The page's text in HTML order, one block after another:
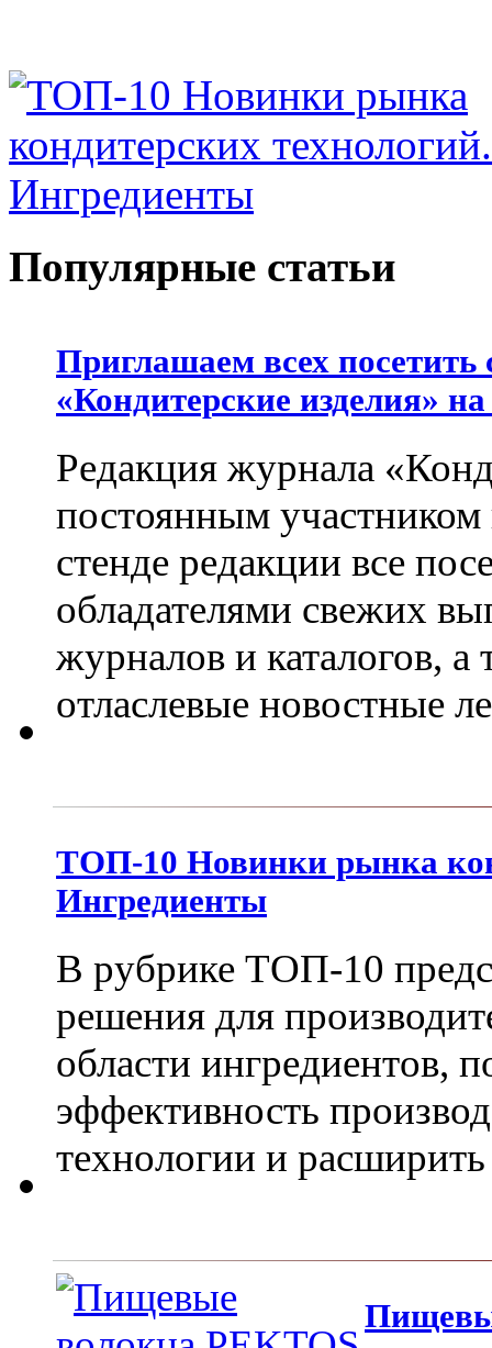
Популярные статьи
Приглашаем всех
«Кондитерские изделия»
Редакция журнала
постоянным
стенде редакции все
обладателями свежих
журналов и каталогов,
отласлевые новостные
ТОП-10 Новинки рынка
Ингредиенты
В рубрике ТОП-10
решения для
области ингредиентов,
эффективность
технологии и расширить